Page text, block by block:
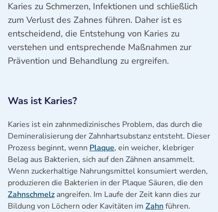
Karies zu Schmerzen, Infektionen und schließlich
zum Verlust des Zahnes führen. Daher ist es
entscheidend, die Entstehung von Karies zu
verstehen und entsprechende Maßnahmen zur
Prävention und Behandlung zu ergreifen.
Was ist Karies?
Karies ist ein zahnmedizinisches Problem, das durch die
Demineralisierung der Zahnhartsubstanz entsteht. Dieser
Prozess beginnt, wenn Plaque, ein weicher, klebriger
Belag aus Bakterien, sich auf den Zähnen ansammelt.
Wenn zuckerhaltige Nahrungsmittel konsumiert werden,
produzieren die Bakterien in der Plaque Säuren, die den
Zahnschmelz angreifen. Im Laufe der Zeit kann dies zur
Bildung von Löchern oder Kavitäten im Zahnführen.